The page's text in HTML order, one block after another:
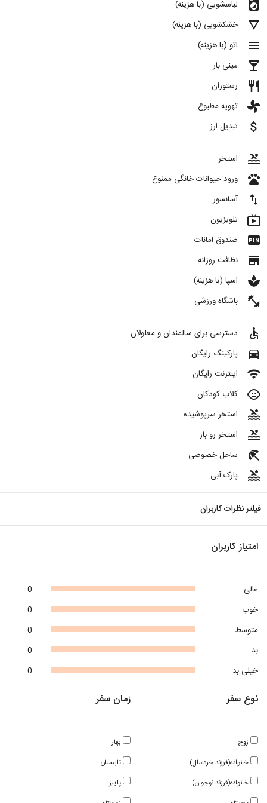
local_laundry_service لباسشویی (با هزینه)
details خشکشویی (با هزینه)
menu اتو (با هزینه)
local_bar مینی بار
restaurant رستوران
toys تهویه مطبوع
attach_money تبدیل ارز
pool استخر
pets ورود حیوانات خانگی ممنوع
import_export آسانسور
live_tv تلویزیون
fiber_pin صندوق امانات
store نظافت روزانه
spa اسپا (با هزینه)
fitness_center باشگاه ورزشی
accessible دسترسی برای سالمندان و معلولان
directions_car پارکینگ رایگان
wifi اینترنت رایگان
child_care کلاب کودکان
pool استخر سرپوشیده
pool استخر رو باز
beach_access ساحل خصوصی
pool پارک آبی
فیلتر نظرات کاربران
امتیاز کاربران
0
عالی
0
خوب
0
متوسط
0
بد
0
خیلی بد
زمان سفر
بهار
تابستان
پاییز
نوع سفر
زوج
خانواده(فرزند خردسال)
خانواده(فرزند نوجوان)